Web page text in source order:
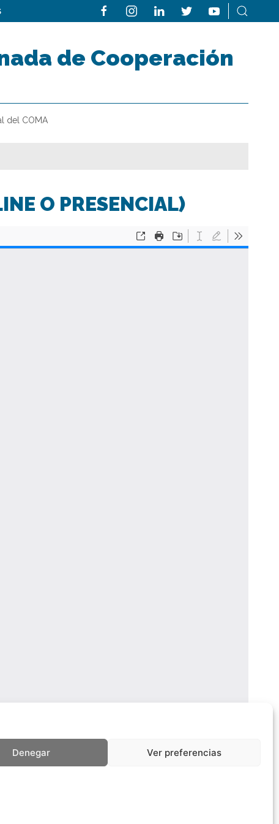
Denegar Ver preferencias
de Cooperación
del COMA
O PRESENCIAL)